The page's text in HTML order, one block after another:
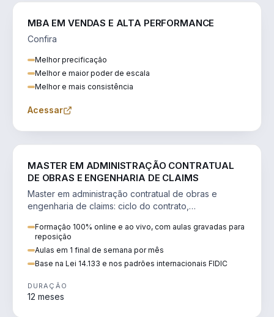
MBA EM VENDAS E ALTA PERFORMANCE
Confira
Melhor precificação
Melhor e maior poder de escala
Melhor e mais consistência
Acessar
MASTER EM ADMINISTRAÇÃO CONTRATUAL
DE OBRAS E ENGENHARIA DE CLAIMS
Master em administração contratual de obras e
engenharia de claims: ciclo do contrato,
Formação 100% online e ao vivo, com aulas gravadas para
reposição
Aulas em 1 final de semana por mês
Base na Lei 14.133 e nos padrões internacionais FIDIC
DURAÇÃO
12 meses